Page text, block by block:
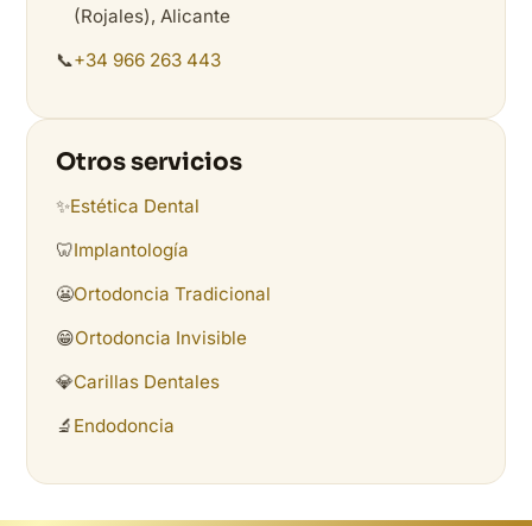
(Rojales), Alicante
📞+34 966 263 443
Otros servicios
✨Estética Dental
🦷Implantología
😬Ortodoncia Tradicional
😁Ortodoncia Invisible
💎Carillas Dentales
🔬 Endodoncia